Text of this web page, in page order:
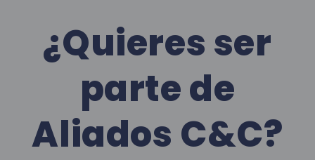
¿Quieres ser
parte de
Aliados C&C?